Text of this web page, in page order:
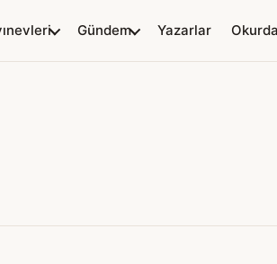
Gündem Yazarlar